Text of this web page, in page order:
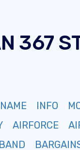
367
NAME INFO
AIRFORCE
BAND